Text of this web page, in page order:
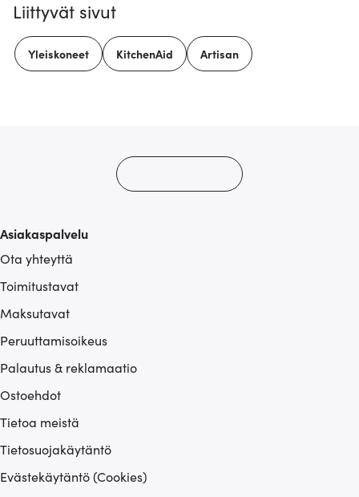
Liittyvät sivut
Yleiskoneet KitchenAid Artisan
Asiakaspalvelu
Ota yhteyttä
Toimitustavat
Maksutavat
Peruuttamisoikeus
Palautus & reklamaatio
Ostoehdot
Tietoa meistä
Tietosuojakäytäntö
Evästekäytäntö (Cookies)